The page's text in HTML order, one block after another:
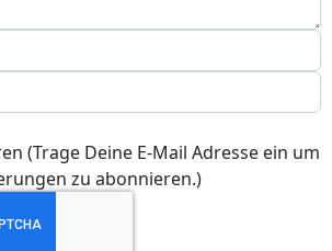
(Trage Deine E-Mail Adresse ein um
zu abonnieren.)